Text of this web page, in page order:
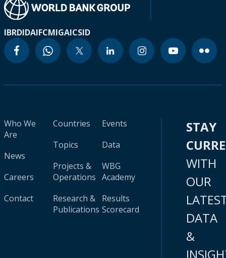
IBRDIDAIFCMIGAICSID
Who We
Are
News
Careers
Contact
Countries
Topics
Projects &
Operations
Research &
Publications
Events
Data
WBG
Academy
Results
Scorecard
STAY
WITH
OUR
DATA
&